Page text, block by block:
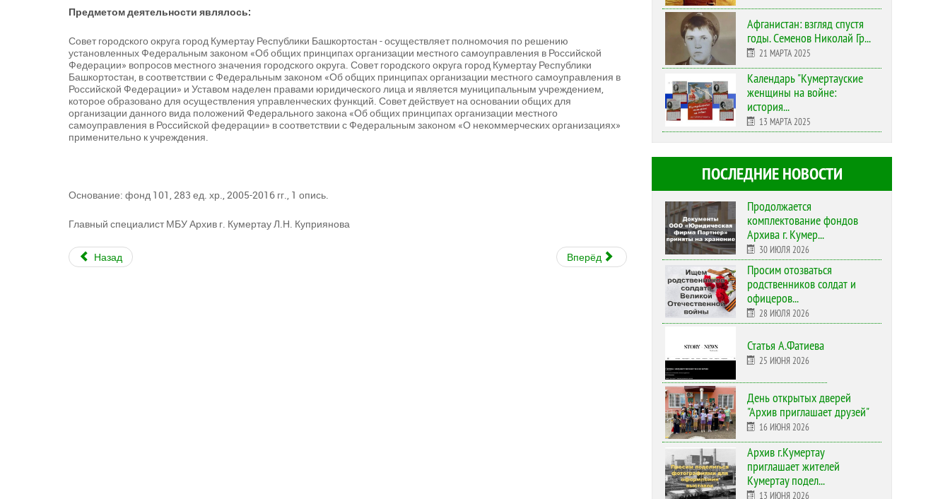
Предметом деятельности являлось:
Совет городского округа город Кумертау Республики Башкортостан - осуществляет полномочия по решению
установленных Федеральным законом «Об общих принципах организации местного самоуправления в Российской
Федерации» вопросов местного значения городского округа. Совет городского округа город Кумертау Республики
Башкортостан, в соответствии с Федеральным законом «Об общих принципах организации местного самоуправления в
Российской Федерации» и Уставом наделен правами юридического лица и является муниципальным учреждением,
которое образовано для осуществления управленческих функций. Совет действует на основании общих для
организации данного вида положений Федерального закона «Об общих принципах организации местного
самоуправления в Российской федерации» в соответствии с Федеральным законом «О некоммерческих организациях»
применительно к учреждения.
Основание: фонд 101, 283 ед. хр., 2005-2016 гг., 1 опись.
Главный специалист МБУ Архив г. Кумертау Л.Н. Куприянова
Назад Вперёд
Афганистан: взгляд спустя
годы. Семенов Николай Гр...
21 МАРТА 2025
Календарь "Кумертауские
женщины на войне:
история...
13 МАРТА 2025
ПОСЛЕДНИЕ НОВОСТИ
Продолжается
комплектование фондов
Архива г. Кумер...
30 ИЮЛЯ 2026
Просим отозваться
родственников солдат и
офицеров...
28 ИЮЛЯ 2026
Статья А.Фатиева
25 ИЮНЯ 2026
День открытых дверей
"Архив приглашает друзей"
16 ИЮНЯ 2026
Архив г.Кумертау
приглашает жителей
Кумертау подел...
13 ИЮНЯ 2026